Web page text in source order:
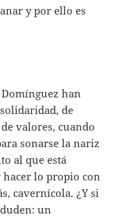
y por ello es
han
de
valores, cuando
sonarse la nariz
al que está
lo propio con
cavernícola. ¿Y si
un